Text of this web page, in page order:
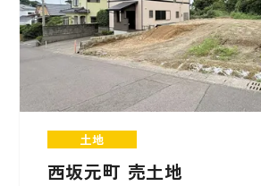
土地
西坂元町 売土地